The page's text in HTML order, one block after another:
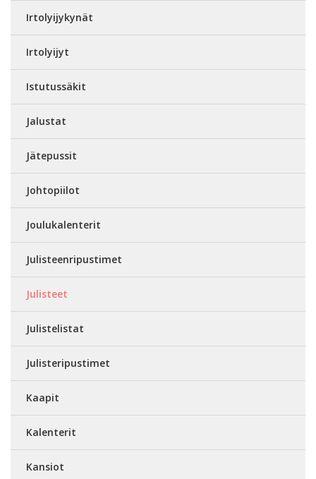
Irtolyijykynät
Irtolyijyt
Istutussäkit
Jalustat
Jätepussit
Johtopiilot
Joulukalenterit
Julisteenripustimet
Julisteet
Julistelistat
Julisteripustimet
Kaapit
Kalenterit
Kansiot